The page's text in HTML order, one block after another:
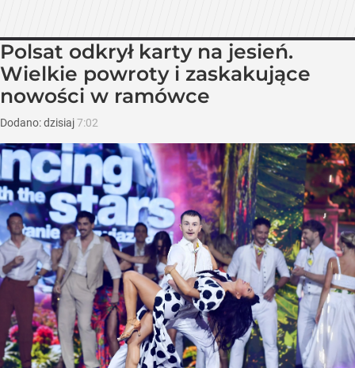
Polsat odkrył karty na jesień.
Wielkie powroty i zaskakujące
nowości w ramówce
Dodano:dzisiaj7:02